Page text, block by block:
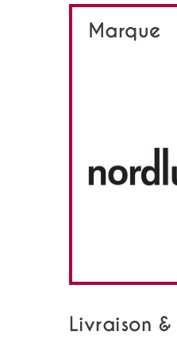
Marque
Livraison